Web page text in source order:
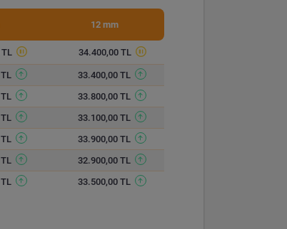
12 mm
34.400,00 TL
33.400,00 TL
33.800,00 TL
33.100,00 TL
33.900,00 TL
32.900,00 TL
33.500,00 TL